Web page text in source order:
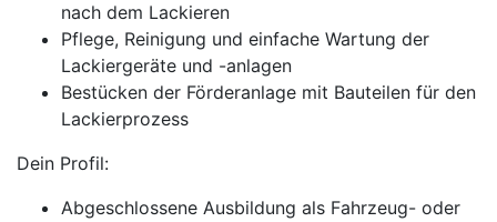
nach dem Lackieren
Pflege, Reinigung und einfache Wartung der
Lackiergeräte und -anlagen
Bestücken der Förderanlage mit Bauteilen für den
Lackierprozess
Dein Profil:
Abgeschlossene Ausbildung als Fahrzeug- oder